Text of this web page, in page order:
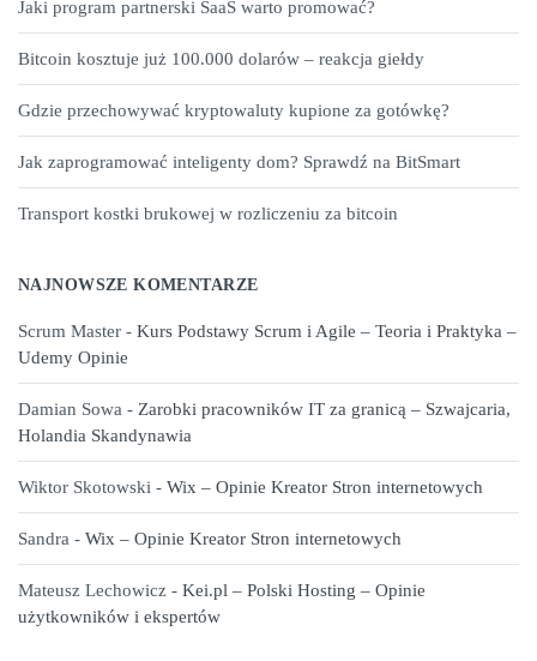
Jaki program partnerski SaaS warto promować?
Bitcoin kosztuje już 100.000 dolarów – reakcja giełdy
Gdzie przechowywać kryptowaluty kupione za gotówkę?
Jak zaprogramować inteligenty dom? Sprawdź na BitSmart
Transport kostki brukowej w rozliczeniu za bitcoin
NAJNOWSZE KOMENTARZE
Scrum Master - Kurs Podstawy Scrum i Agile – Teoria i Praktyka –
Udemy Opinie
Damian Sowa - Zarobki pracowników IT za granicą – Szwajcaria,
Holandia Skandynawia
Wiktor Skotowski - Wix – Opinie Kreator Stron internetowych
Sandra - Wix – Opinie Kreator Stron internetowych
Mateusz Lechowicz - Kei.pl – Polski Hosting – Opinie
użytkowników i ekspertów